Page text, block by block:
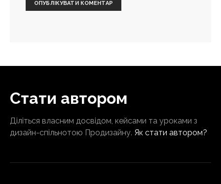
Стати автором
Діліться власним досвідом, кейсами та уроками з
дизайн-спільнотою Продизайну. Як стати автором?